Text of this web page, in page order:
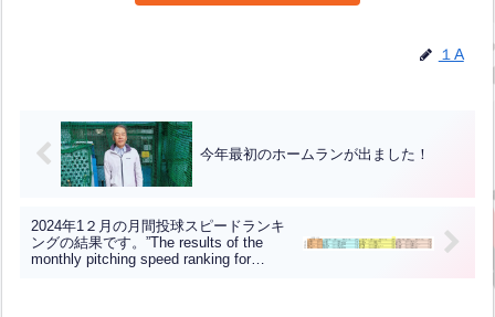
１A
今年最初のホームランが出ました！
2024年1２月の月間投球スピードランキ
ングの結果です。”The results of the
monthly pitching speed ranking for